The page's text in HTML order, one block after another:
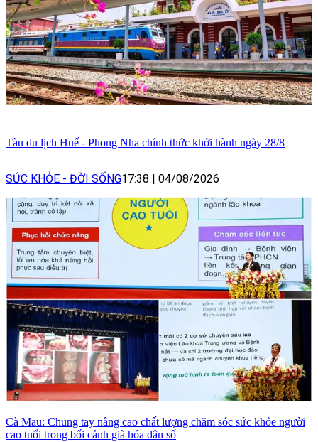
Tàu du lịch Huế - Phong Nha chính thức khởi hành ngày 28/8
SỨC KHỎE - ĐỜI SỐNG17:38 | 04/08/2026
Cà Mau: Chung tay nâng cao chất lượng chăm sóc sức khỏe người
cao tuổi trong bối cảnh già hóa dân số